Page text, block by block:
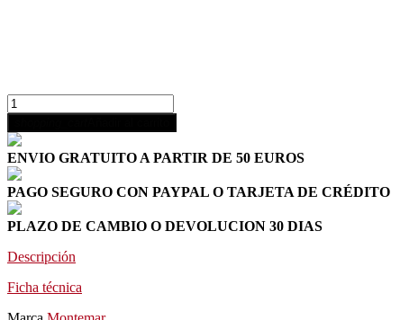
ENVIO GRATUITO A PARTIR DE 50 EUROS
PAGO SEGURO CON PAYPAL O TARJETA DE CRÉDITO
PLAZO DE CAMBIO O DEVOLUCION 30 DIAS
Descripción
Ficha técnica